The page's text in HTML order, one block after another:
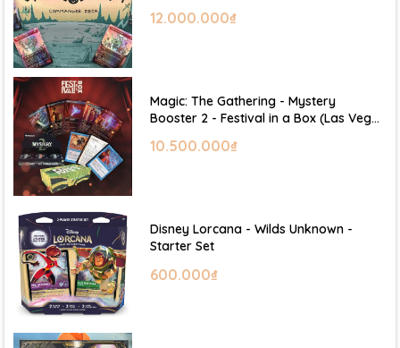
12.000.000₫
Magic: The Gathering - Mystery
Booster 2 - Festival in a Box (Las Vegas
10.500.000₫
Disney Lorcana - Wilds Unknown -
Starter Set
600.000₫